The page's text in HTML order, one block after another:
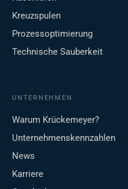
Kreuzspulen
Prozessoptimierung
Technische Sauberkeit
UNTERNEHMEN
Warum Krückemeyer?
Unternehmenskennzahlen
News
Karriere